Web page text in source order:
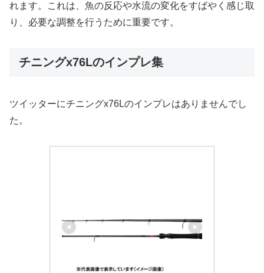
れます。これは、魚の反応や水流の変化をすばやく感じ取
り、必要な調整を行うために重要です。
チニングx76Lのインプレ集
ツイッターにチニングx76Lのインプレはありませんでし
た。